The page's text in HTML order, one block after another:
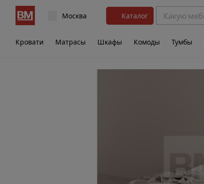
Москва Каталог
Кровати Матрасы Шкафы Комоды Тумбы